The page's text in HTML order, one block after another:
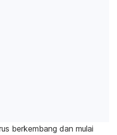
berkembang dan mulai